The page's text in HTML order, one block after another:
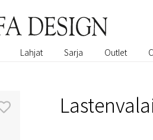
Lahjat Sarja Outlet